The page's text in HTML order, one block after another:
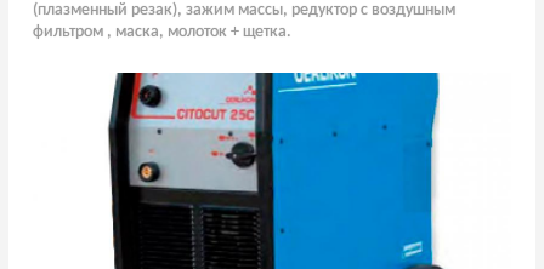
(плазменный резак), зажим массы, редуктор с воздушным
фильтром , маска, молоток + щетка.